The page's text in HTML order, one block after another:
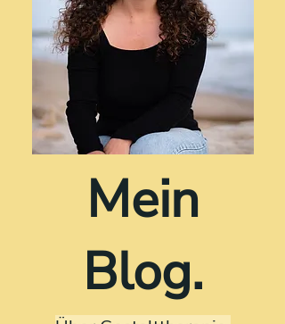
Mein
Blog.